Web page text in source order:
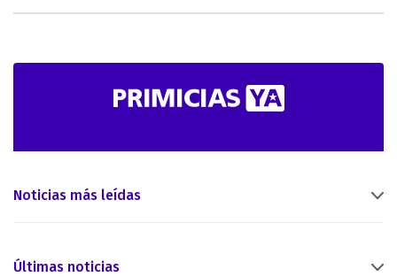
Noticias más leídas
Últimas noticias